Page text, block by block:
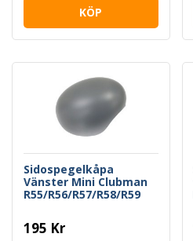
KÖP
Sidospegelkåpa
Vänster Mini Clubman
R55/R56/R57/R58/R59
195 Kr